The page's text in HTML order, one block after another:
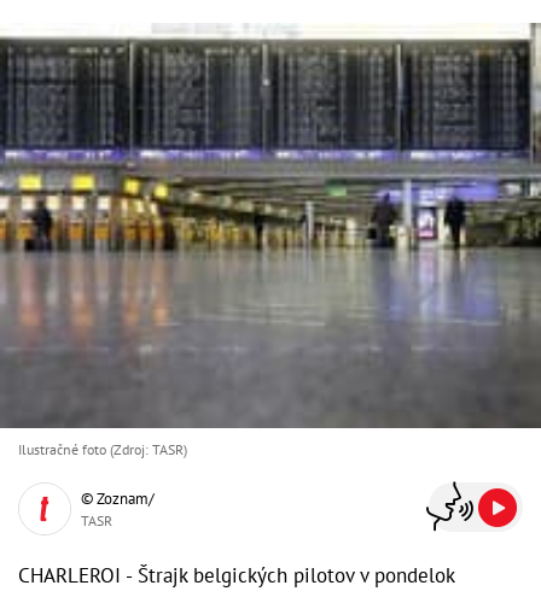
Ilustračné foto (Zdroj: TASR)
© Zoznam/
TASR
CHARLEROI - Štrajk belgických pilotov v pondelok